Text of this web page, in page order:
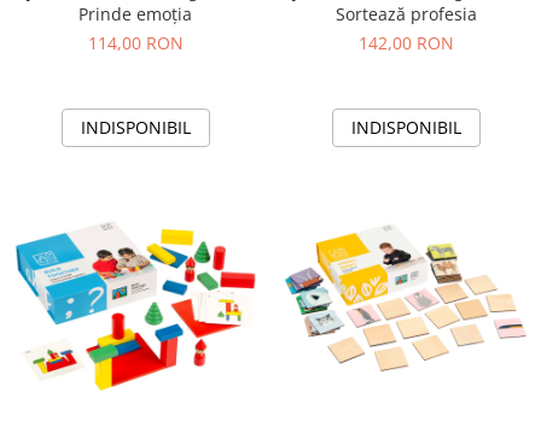
Prinde emoția
114,00 RON
INDISPONIBIL
Sortează profesia
142,00 RON
INDISPONIBIL